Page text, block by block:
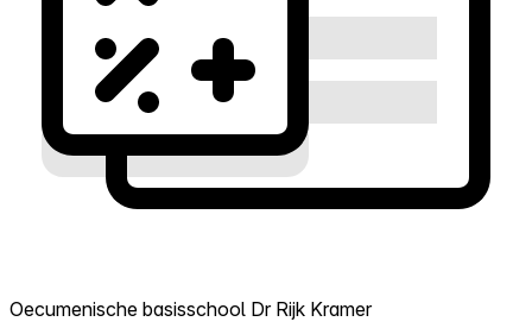
Oecumenische basisschool Dr Rijk Kramer